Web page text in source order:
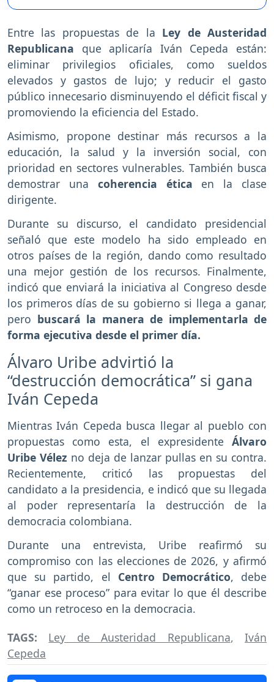
Entre las propuestas de la Ley de Austeridad
Republicana que aplicaría Iván Cepeda están:
eliminar privilegios oficiales, como sueldos
elevados y gastos de lujo; y reducir el gasto
público innecesario disminuyendo el déficit fiscal y
promoviendo la eficiencia del Estado.
Asimismo, propone destinar más recursos a la
educación, la salud y la inversión social, con
prioridad en sectores vulnerables. También busca
demostrar una coherencia ética en la clase
dirigente.
Durante su discurso, el candidato presidencial
señaló que este modelo ha sido empleado en
otros países de la región, dando como resultado
una mejor gestión de los recursos. Finalmente,
indicó que enviará la iniciativa al Congreso desde
los primeros días de su gobierno si llega a ganar,
pero buscará la manera de implementarla de
forma ejecutiva desde el primer día.
Álvaro Uribe advirtió la
“destrucción democrática” si gana
Iván Cepeda
Mientras Iván Cepeda busca llegar al pueblo con
propuestas como esta, el expresidente Álvaro
Uribe Vélez no deja de lanzar pullas en su contra.
Recientemente, criticó las propuestas del
candidato a la presidencia, e indicó que su llegada
al poder representaría la destrucción de la
democracia colombiana.
Durante una entrevista, Uribe reafirmó su
compromiso con las elecciones de 2026, y afirmó
que su partido, el Centro Democrático, debe
“ganar ese proceso” para evitar lo que él describe
como un retroceso en la democracia.
TAGS: Ley de Austeridad Republicana,Iván
Cepeda